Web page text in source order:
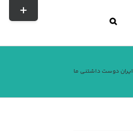
ایران دوست‌ داشتنی ما
تغییر
نوار